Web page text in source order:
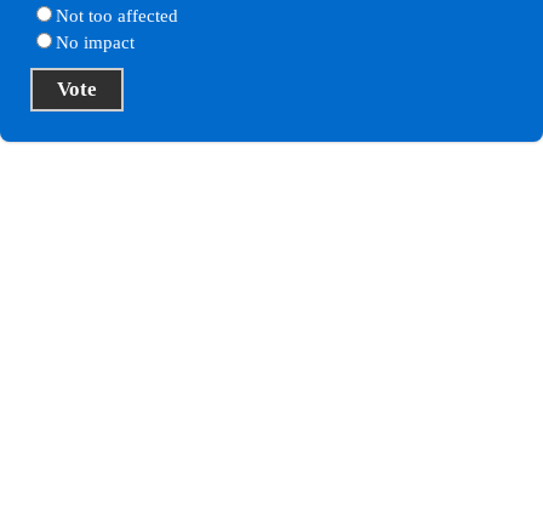
Not too affected
No impact